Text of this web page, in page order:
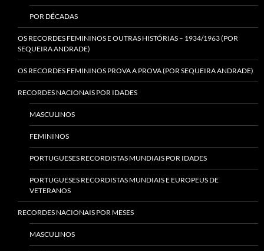
POR DÉCADAS
OS RECORDES FEMININOS E OUTRAS HISTÓRIAS – 1934/1963 (POR
SEQUEIRA ANDRADE)
OS RECORDES FEMININOS PROVA A PROVA (POR SEQUEIRA ANDRADE)
RECORDES NACIONAIS POR IDADES
MASCULINOS
FEMININOS
PORTUGUESES RECORDISTAS MUNDIAIS POR IDADES
PORTUGUESES RECORDISTAS MUNDIAIS E EUROPEUS DE
VETERANOS
RECORDES NACIONAIS POR MESES
MASCULINOS